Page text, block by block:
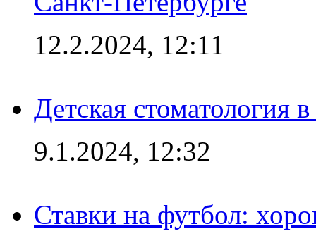
12.2.2024, 12:11
Детская стоматология
9.1.2024, 12:32
Ставки на футбол: